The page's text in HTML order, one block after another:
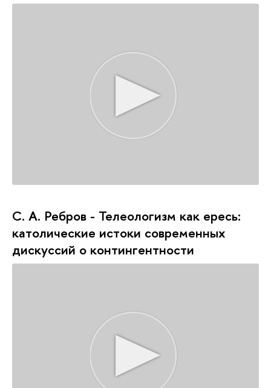
С. А. Ребров - Телеологизм как ересь:
католические истоки современных
дискуссий о контингентности